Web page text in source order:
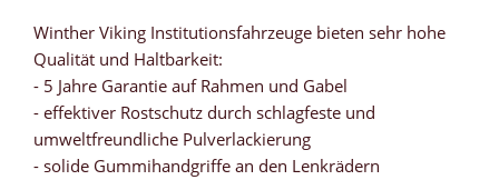
Winther Viking Institutionsfahrzeuge bieten sehr hohe
Qualität und Haltbarkeit:
- 5 Jahre Garantie auf Rahmen und Gabel
- effektiver Rostschutz durch schlagfeste und
umweltfreundliche Pulverlackierung
- solide Gummihandgriffe an den Lenkrädern